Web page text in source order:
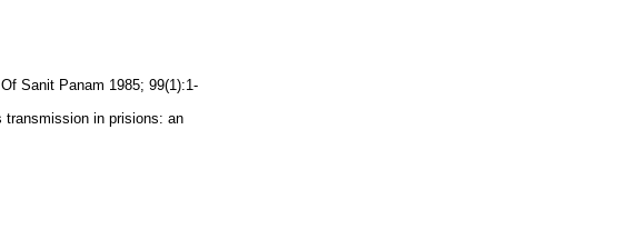
Sanit Panam 1985; 99(1):1-
transmission in prisions: an